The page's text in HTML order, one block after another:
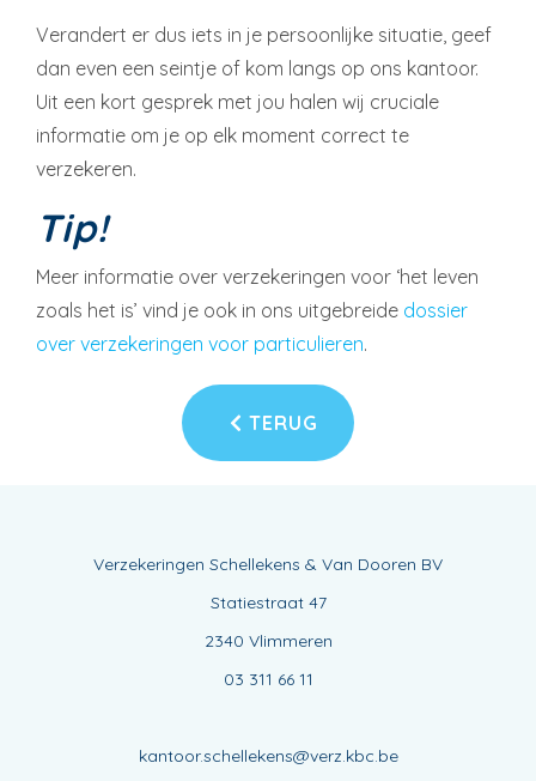
Verandert er dus iets in je persoonlijke situatie, geef
dan even een seintje of kom langs op ons kantoor.
Uit een kort gesprek met jou halen wij cruciale
informatie om je op elk moment correct te
verzekeren.
Tip!
Meer informatie over verzekeringen voor ‘het leven
zoals het is’ vind je ook in ons uitgebreide dossier
over verzekeringen voor particulieren.
TERUG
Verzekeringen Schellekens & Van Dooren BV
Statiestraat 47
2340 Vlimmeren
03 311 66 11
kantoor.schellekens@verz.kbc.be